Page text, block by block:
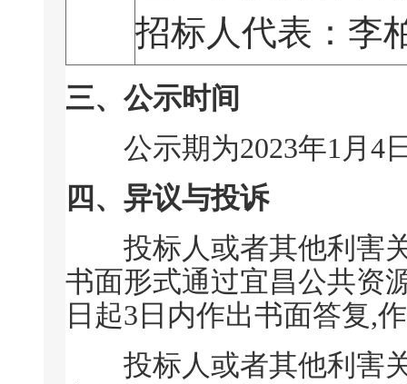
招标人代表：李
三、公示时间
公示期为2023年1月4日
四、异议与投诉
投标人或者其他利害关
书面形式通过宜昌公共资
日起3日内作出书面答复,
投标人或者其他利害关